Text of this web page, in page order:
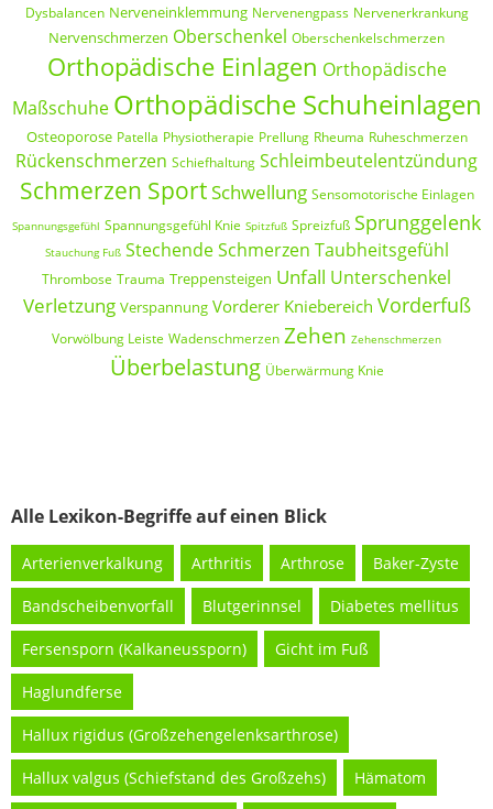
Dysbalancen Nerveneinklemmung Nervenengpass Nervenerkrankung
Nervenschmerzen Oberschenkel Oberschenkelschmerzen
Orthopädische Einlagen Orthopädische
Maßschuhe Orthopädische Schuheinlagen
Osteoporose Patella Physiotherapie Prellung Rheuma Ruheschmerzen
Rückenschmerzen Schiefhaltung Schleimbeutelentzündung
Schmerzen SportSchwellung Sensomotorische Einlagen
Spannungsgefühl Spannungsgefühl Knie Spitzfuß Spreizfuß Sprunggelenk
Stauchung Fuß Stechende Schmerzen Taubheitsgefühl
Thrombose Trauma Treppensteigen Unfall Unterschenkel
Verletzung Verspannung Vorderer Kniebereich Vorderfuß
Vorwölbung Leiste Wadenschmerzen Zehen Zehenschmerzen
Überbelastung Überwärmung Knie
Alle Lexikon-Begriffe auf einen Blick
Arterienverkalkung Arthritis Arthrose Baker-Zyste
Bandscheibenvorfall Blutgerinnsel Diabetes mellitus
Fersensporn (Kalkaneussporn) Gicht im Fuß
Haglundferse
Hallux rigidus (Großzehengelenksarthrose)
Hallux valgus (Schiefstand des Großzehs) Hämatom